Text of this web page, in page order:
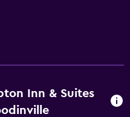
(pueden aplicar cargos
Inn & Suites